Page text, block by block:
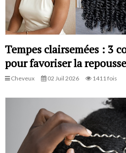
Tempes clairsemées : 3
pour favoriser la
Cheveux 02 Juil 2026 1411 fois